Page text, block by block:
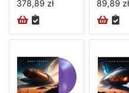
378,89 zł
89,89 zł